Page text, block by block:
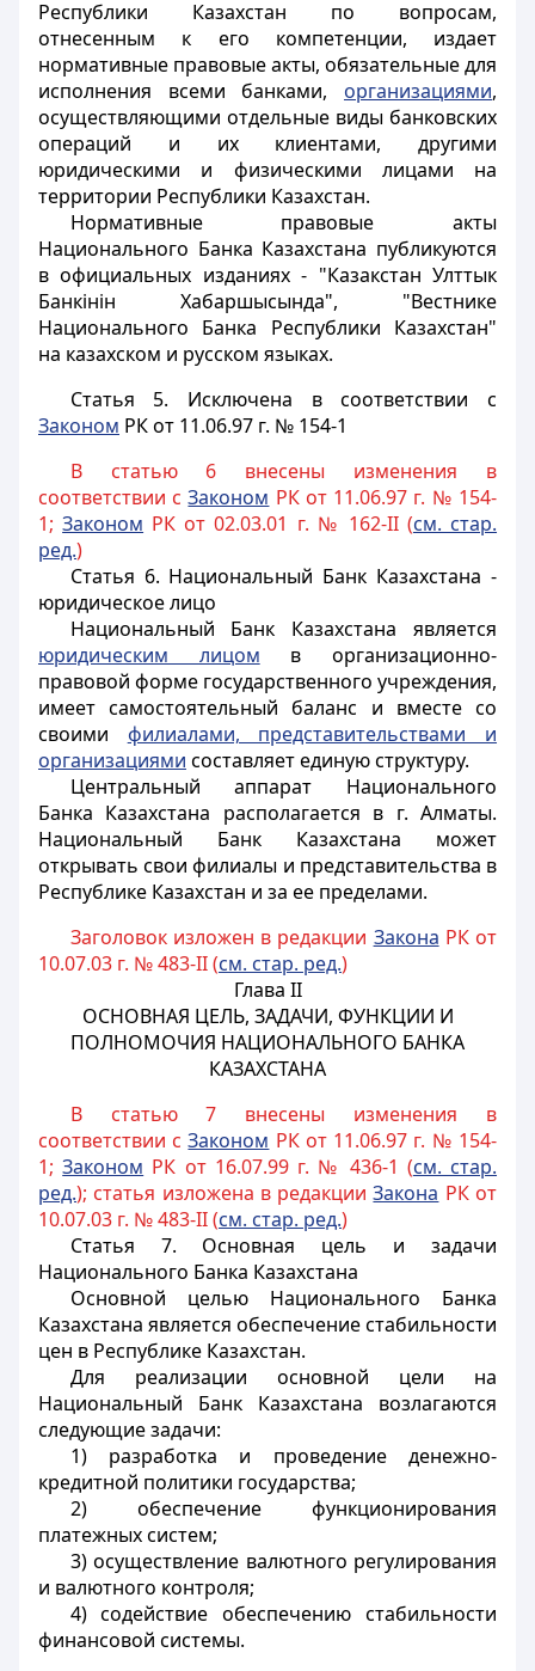
Республики Казахстан по вопросам,
отнесенным к его компетенции, издает
нормативные правовые акты, обязательные для
исполнения всеми банками, организациями,
осуществляющими отдельные виды банковских
операций и их клиентами, другими
юридическими и физическими лицами на
территории Республики Казахстан.
Нормативные правовые акты
Национального Банка Казахстана публикуются
в официальных изданиях - "Казакстан Улттык
Банкiнiн Хабаршысында", "Вестнике
Национального Банка Республики Казахстан"
на казахском и русском языках.
Статья 5. Исключена в соответствии с
Законом РК от 11.06.97 г. № 154-1
В статью 6 внесены изменения в
соответствии сЗаконом РК от 11.06.97 г. № 154-
1;Законом РК от 02.03.01 г. № 162-II (см. стар.
ред.)
Статья 6. Национальный Банк Казахстана -
юридическое лицо
Национальный Банк Казахстана является
юридическим лицом в организационно-
правовой форме государственного учреждения,
имеет самостоятельный баланс и вместе со
своими филиалами, представительствами и
организациями составляет единую структуру.
Центральный аппарат Национального
Банка Казахстана располагается в г. Алматы.
Национальный Банк Казахстана может
открывать свои филиалы и представительства в
Республике Казахстан и за ее пределами.
Заголовок изложен в редакции Закона РК от
10.07.03 г. № 483-II (см. стар. ред.)
Глава II
ОСНОВНАЯ ЦЕЛЬ, ЗАДАЧИ, ФУНКЦИИ И
ПОЛНОМОЧИЯ НАЦИОНАЛЬНОГО БАНКА
КАЗАХСТАНА
В статью 7 внесены изменения в
соответствии сЗаконом РК от 11.06.97 г. № 154-
1;Законом РК от 16.07.99 г. № 436-1 (см. стар.
ред.); статья изложена в редакцииЗакона РК от
10.07.03 г. № 483-II (см. стар. ред.)
Статья 7. Основная цель и задачи
Национального Банка Казахстана
Основной целью Национального Банка
Казахстана является обеспечение стабильности
цен в Республике Казахстан.
Для реализации основной цели на
Национальный Банк Казахстана возлагаются
следующие задачи:
1) разработка и проведение денежно-
кредитной политики государства;
2) обеспечение функционирования
платежных систем;
3) осуществление валютного регулирования
и валютного контроля;
4) содействие обеспечению стабильности
финансовой системы.